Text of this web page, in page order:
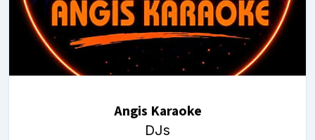
Angis Karaoke
DJs